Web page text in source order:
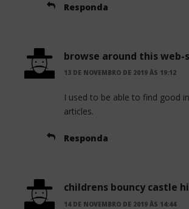
Responda
browse around this web-
13 DE NOVEMBRO DE 2019 ÀS 19:12
I used to be able to find good
articles.
Responda
childrens bouncy castle
14 DE NOVEMBRO DE 2019 ÀS 14:44